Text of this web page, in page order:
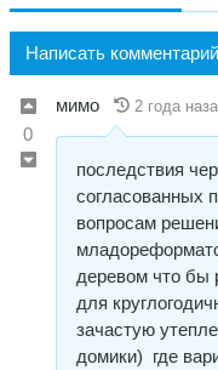
Написать комментарий
0
мимо 2 года
последствия
согласованных
вопросам
деревом что бы
для
зачастую
домики) где